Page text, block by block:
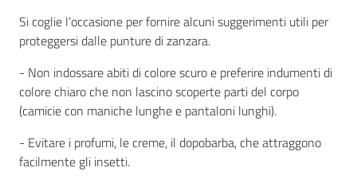
Si coglie l’occasione per fornire alcuni suggerimenti utili per
proteggersi dalle punture di zanzara.
- Non indossare abiti di colore scuro e preferire indumenti di
colore chiaro che non lascino scoperte parti del corpo
(camicie con maniche lunghe e pantaloni lunghi).
- Evitare i profumi, le creme, il dopobarba, che attraggono
facilmente gli insetti.